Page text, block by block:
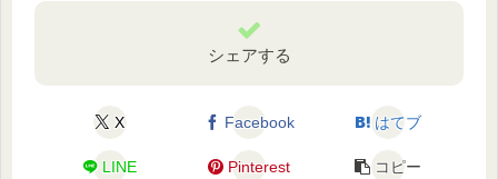
シェアする
X Facebook はてブ
LINE Pinterest コピー